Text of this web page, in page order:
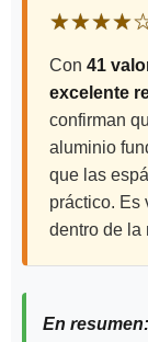
★★★★☆
Con 41
excelente
confirman
aluminio
que las
práctico. Es
dentro de la
En resumen: